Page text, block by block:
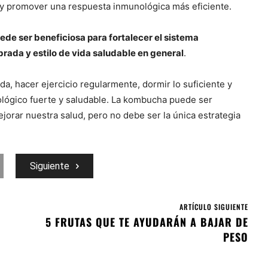
una respuesta inmunológica más eficiente.
ser beneficiosa para fortalecer el sistema
y estilo de vida saludable en general.
hacer ejercicio regularmente, dormir lo suficiente y
fuerte y saludable. La kombucha puede ser
nuestra salud, pero no debe ser la única estrategia
Siguiente
ARTÍCULO SIGUIENTE
5 FRUTAS QUE TE AYUDARÁN A BAJAR DE
PESO